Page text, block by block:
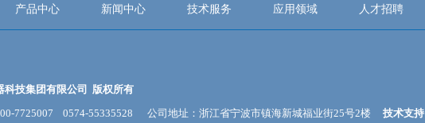
产品中心 新闻中心 技术服务 应用领域 人才招聘
科技集团有限公司 版权所有
7725007 0574-55335528 公司地址：浙江省宁波市镇海新城福业街25号2楼 技术支持